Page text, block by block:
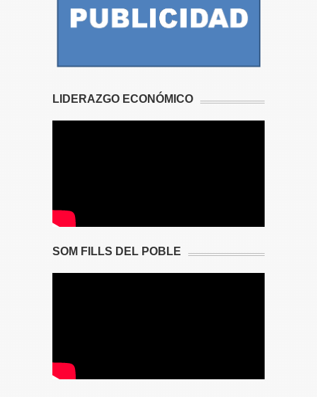
LIDERAZGO ECONÓMICO
SOM FILLS DEL POBLE